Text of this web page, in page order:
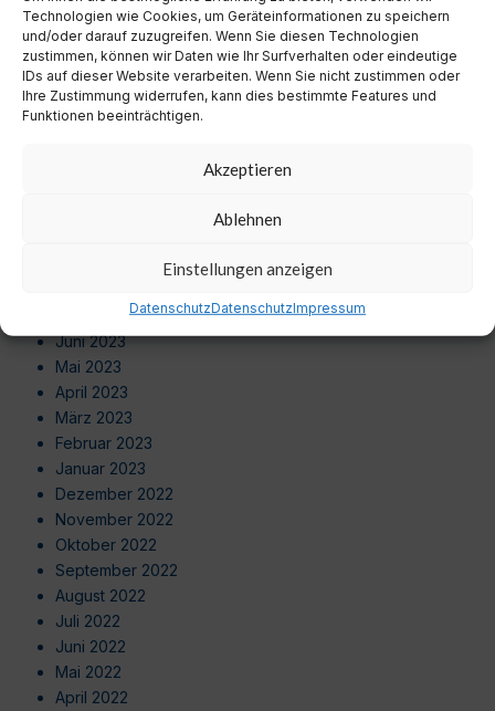
Technologien wie Cookies, um Geräteinformationen zu speichern
und/oder darauf zuzugreifen. Wenn Sie diesen Technologien
zustimmen, können wir Daten wie Ihr Surfverhalten oder eindeutige
IDs auf dieser Website verarbeiten. Wenn Sie nicht zustimmen oder
Ihre Zustimmung widerrufen, kann dies bestimmte Features und
Funktionen beeinträchtigen.
Akzeptieren
Ablehnen
Einstellungen anzeigen
DatenschutzDatenschutzImpressum
Juli 2024
Juni 2024
Mai 2024
April 2024
März 2024
September 2023
Juni 2023
Mai 2023
April 2023
März 2023
Februar 2023
Januar 2023
Dezember 2022
November 2022
Oktober 2022
September 2022
August 2022
Juli 2022
Juni 2022
Mai 2022
April 2022